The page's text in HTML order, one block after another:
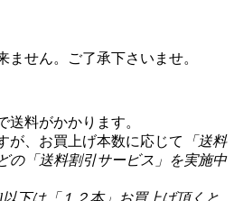
せん。ご了承下さいませ。
送料がかかります。
が、お買上げ本数に応じて
「送料
の「送料割引サービス」を実施中